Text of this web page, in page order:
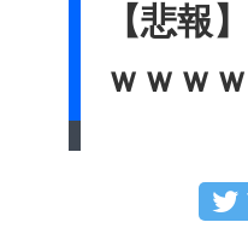
【悲報
ｗｗｗｗ